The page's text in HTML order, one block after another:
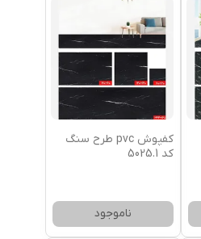
کفپوش pvc طرح سنگ
کد 5025.1
ناموجود